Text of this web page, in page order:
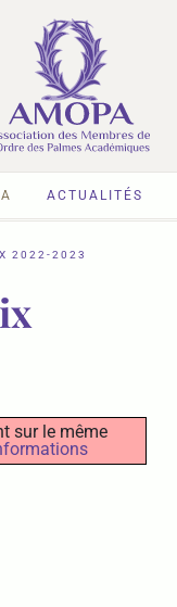
ACTUALITÉS
2022-2023
sur le même